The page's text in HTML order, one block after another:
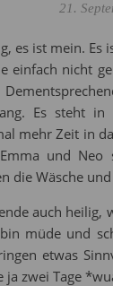
21.
es ist mein. Es
einfach nicht
Es steht
mehr Zeit in
und Neo
die Wäsche
auch heilig,
müde und
etwas
ja zwei Tage